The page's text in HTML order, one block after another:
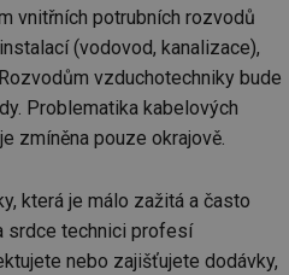
vnitřních potrubních rozvodů
(vodovod, kanalizace),
vzduchotechniky bude
Problematika kabelových
zmíněna pouze okrajově.
která je málo zažitá a často
srdce technici profesí
nebo zajišťujete dodávky,